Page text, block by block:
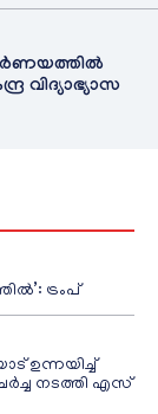
വിദ്യാഭ്യാസ
ട്രംപ്
ഉന്നയിച്ച്
നടത്തി എസ്